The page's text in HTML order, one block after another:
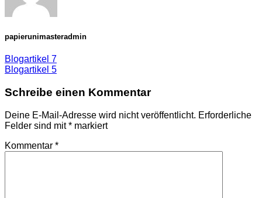
papierunimasteradmin
Blogartikel 7
Blogartikel 5
Schreibe einen Kommentar
Deine E-Mail-Adresse wird nicht veröffentlicht. Erforderliche
Felder sind mit* markiert
Kommentar *